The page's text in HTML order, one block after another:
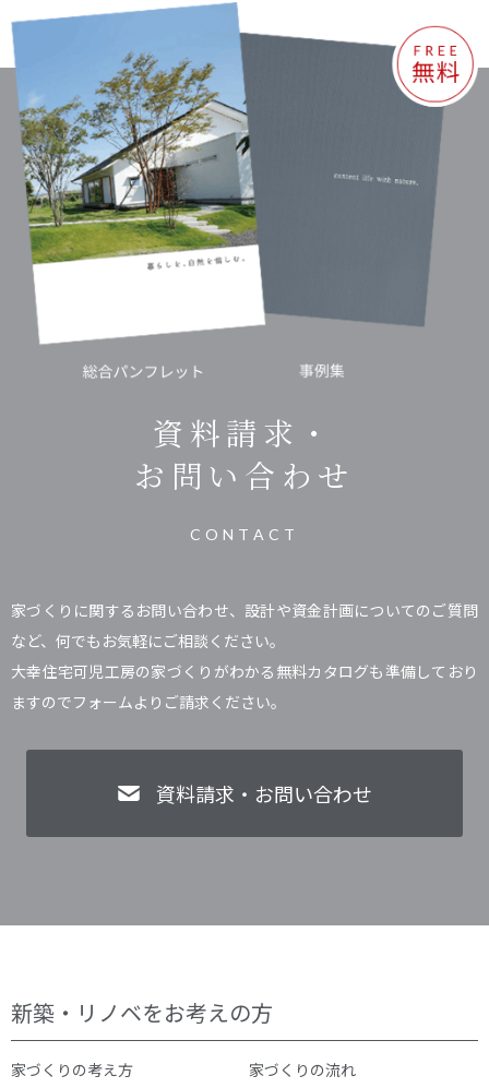
資料請求・
お問い合わせ
CONTACT
家づくりに関するお問い合わせ、設計や資金計画についてのご質問
など、何でもお気軽にご相談ください。
大幸住宅可児工房の家づくりがわかる無料カタログも準備しており
ますのでフォームよりご請求ください。
資料請求・お問い合わせ
新築・リノベをお考えの方
家づくりの考え方
家づくりの流れ